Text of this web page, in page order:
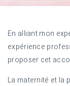
En alliant mon
expérience
proposer cet
La maternité et la